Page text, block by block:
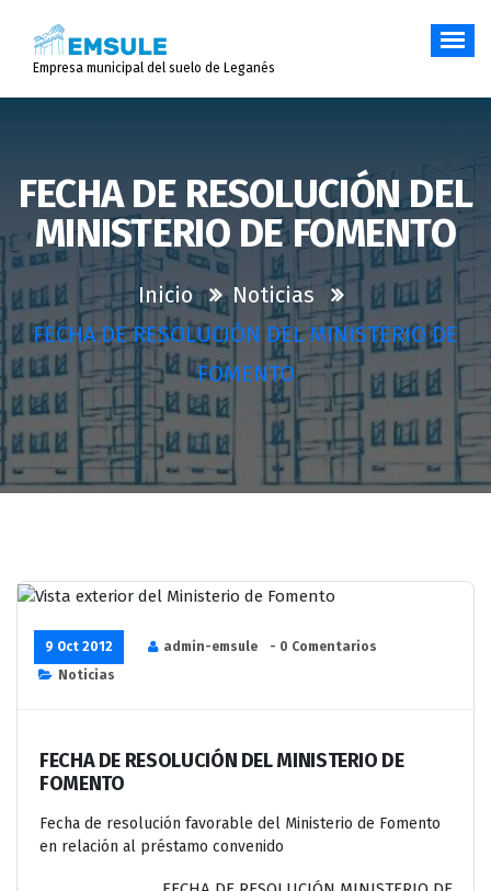
contenido
Empresa municipal del suelo de Leganés
FECHA DE RESOLUCIÓN DEL
MINISTERIO DE FOMENTO
Inicio
Noticias
FECHA DE RESOLUCIÓN DEL MINISTERIO DE
FOMENTO
9 Oct 2012 admin-emsule
- 0 Comentarios
Noticias
FECHA DE RESOLUCIÓN DEL MINISTERIO DE
FOMENTO
Fecha de resolución favorable del Ministerio de Fomento
en relación al préstamo convenido